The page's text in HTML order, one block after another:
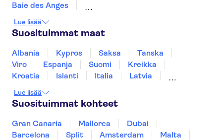
Baie des Anges
Fondation Maeght
Eiffel-torni
Versailles'n palatsi
Seine-joki
Retket Pariisista
Disneyland® Paris
Notre Dame Cathedral
Loiren laakso ja linnat
The Sainte Chapelle and the Conciergerie
Lue lisää
Suosituimmat maat
Albania Kypros Saksa
Tanska
Viro
Espanja Suomi
Kreikka
Kroatia
Islanti Italia
Latvia
Portugali
Ruotsi Singapore
Turkki
Lue lisää
Suosituimmat kohteet
Gran Canaria Mallorca
Dubai
Barcelona
Split Amsterdam
Malta